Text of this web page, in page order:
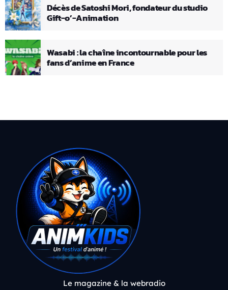
Décès de Satoshi Mori, fondateur du studio
Gift-o’-Animation
Wasabi : la chaîne incontournable pour les
fans d’anime en France
Le magazine & la webradio